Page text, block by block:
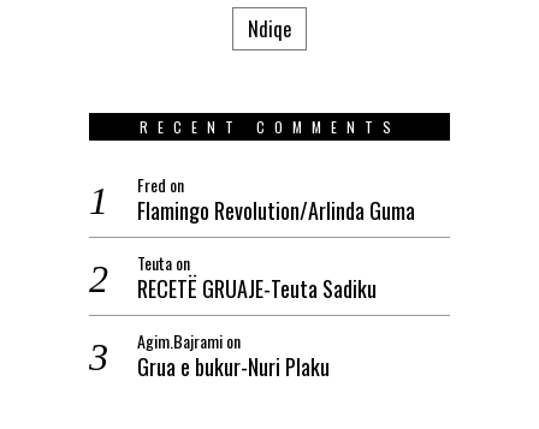
Ndiqe
RECENT COMMENTS
Fred on
Flamingo Revolution/Arlinda Guma
Teutaon
RECETË GRUAJE-Teuta Sadiku
Agim.Bajramion
Grua e bukur-Nuri Plaku